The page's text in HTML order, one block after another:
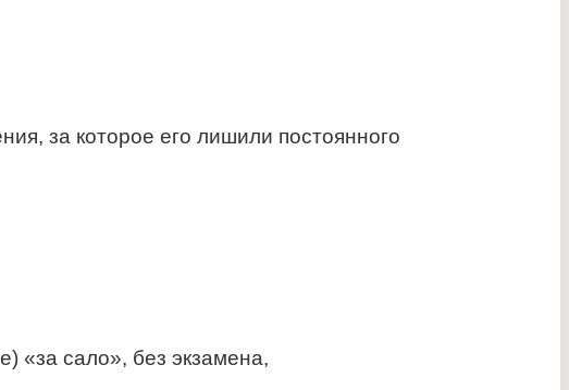
за которое его лишили постоянного
«за сало», без экзамена,